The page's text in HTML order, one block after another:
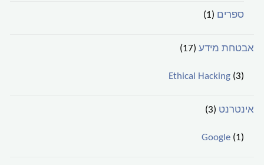
ספרים (1)
אבטחת מידע (17)
Ethical Hacking(3)
אינטרנט (3)
Google(1)